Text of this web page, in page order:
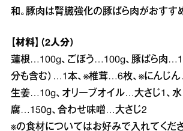
和。豚肉は腎臓強化の豚ばら肉がおすす
【材料】（2人分）
蓮根…100g、ごぼう…100g、豚ばら肉
分も含む）…1本、※椎茸…6枚、※にんじ
生姜…10g、オリーブオイル…大さじ1、
腐…150g、合わせ味噌…大さじ2
※の食材についてはお好みで入れてくださ